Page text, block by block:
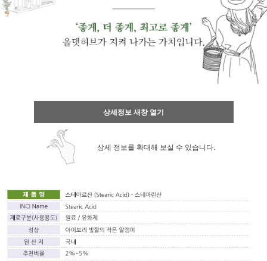
상세정보 새창 열기
상세 정보를 확대해 보실 수 있습니다.